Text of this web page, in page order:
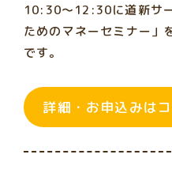
10:30～12:30に道新サ
ためのマネーセミナー」
です。
詳細・お申込みは